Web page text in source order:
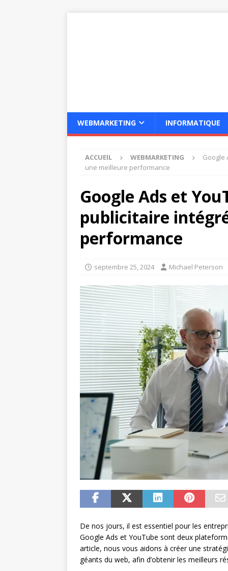
WEBMARKETING INFORMATIQUE
ACCUEIL WEBMARKETING
Google
une meilleure performance
Google Ads et
publicitaire
performance
septembre 25, 2024 Michael Peterson
De nos jours, il est essentiel pour les
Google Ads et YouTube sont deux
article, nous vous aidons à créer une
géants du web, afin d’obtenir les meilleurs